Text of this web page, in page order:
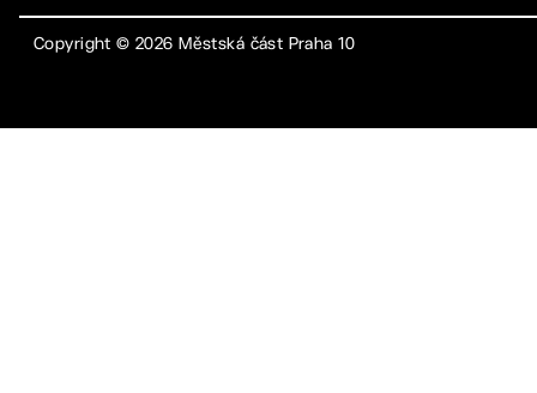
Copyright ©2026 Městská část Praha 10